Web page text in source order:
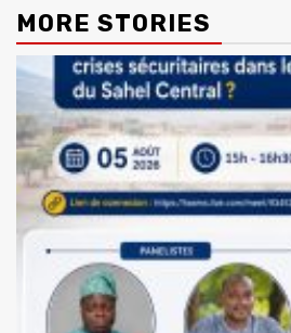
MORE STORIES